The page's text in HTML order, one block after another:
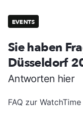
EVENTS
Sie haben
Düsseldorf
Antworten hier
FAQ zur